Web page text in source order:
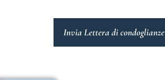
Invia Lettera di condoglianze